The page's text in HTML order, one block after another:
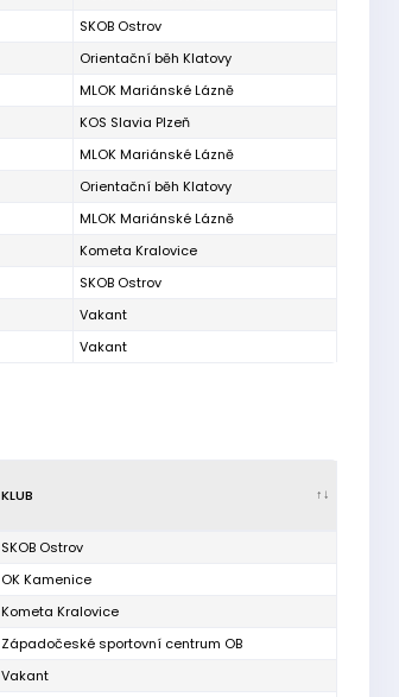
SKOB Ostrov
Orientační běh Klatovy
MLOK Mariánské Lázně
KOS Slavia Plzeň
MLOK Mariánské Lázně
Orientační běh Klatovy
MLOK Mariánské Lázně
Kometa Kralovice
SKOB Ostrov
Vakant
Vakant
KLUB
SKOB Ostrov
OK Kamenice
Kometa Kralovice
Západočeské sportovní centrum OB
Vakant